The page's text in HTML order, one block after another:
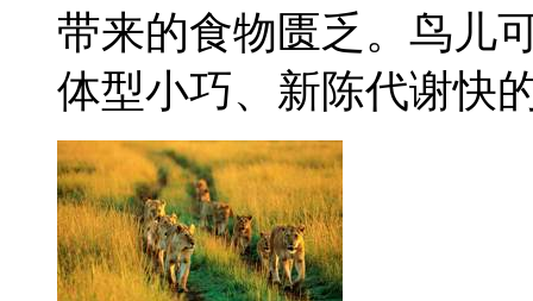
带来的食物匮乏。鸟儿
体型小巧、新陈代谢